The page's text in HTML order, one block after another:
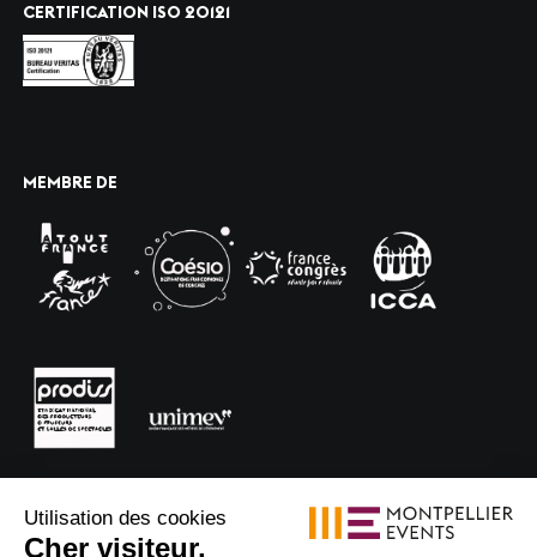
CERTIFICATION ISO 20121
MEMBRE DE
Utilisation des cookies
Cher visiteur,